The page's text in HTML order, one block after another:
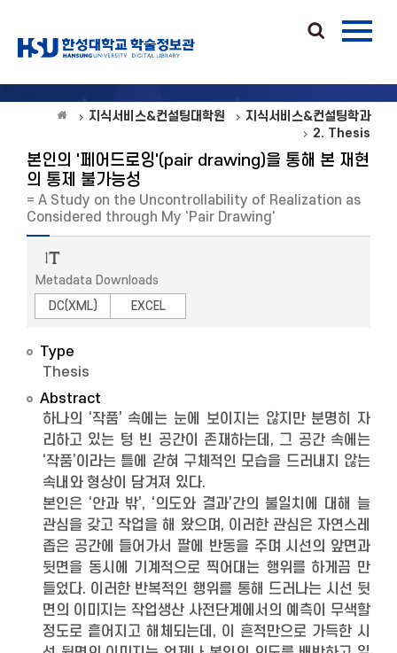
지식서비스&컨설팅대학원
지식서비스&컨설팅학과
2. Thesis
본인의 '페어드로잉'(pair drawing)을 통해 본 재현
의 통제 불가능성
= A Study on the Uncontrollability of Realization as
Considered through My 'Pair Drawing'
Metadata Downloads
DC(XML)
EXCEL
Type
Thesis
Abstract
하나의 ‘작품’ 속에는 눈에 보이지는 않지만 분명히 자
리하고 있는 텅 빈 공간이 존재하는데, 그 공간 속에는
‘작품’이라는 틀에 갇혀 구체적인 모습을 드러내지 않는
속내와 형상이 담겨져 있다.
본인은 ‘안과 밖’, ‘의도와 결과’간의 불일치에 대해 늘
관심을 갖고 작업을 해 왔으며, 이러한 관심은 자연스레
좁은 공간에 들어가서 팔에 반동을 주며 시선의 앞면과
뒷면을 동시에 기계적으로 찍어대는 행위를 하게끔 만
들었다. 이러한 반복적인 행위를 통해 드러나는 시선 뒷
면의 이미지는 작업생산 사전단계에서의 예측이 무색할
정도로 흩어지고 해체되는데, 이 흔적만으로 가득한 시